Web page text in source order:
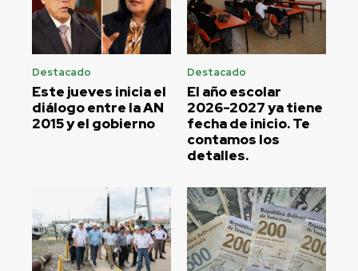
Destacado
Este jueves inicia el
diálogo entre la AN
2015 y el gobierno
Destacado
El año escolar
2026-2027 ya tiene
fecha de inicio. Te
contamos los
detalles.